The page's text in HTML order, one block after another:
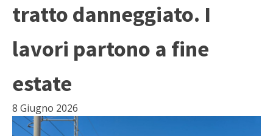
tratto danneggiato. I
lavori partono a fine
estate
8 Giugno 2026